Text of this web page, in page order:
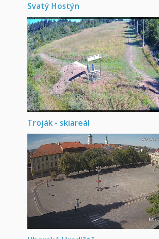
Svatý Hostýn
Troják - skiareál